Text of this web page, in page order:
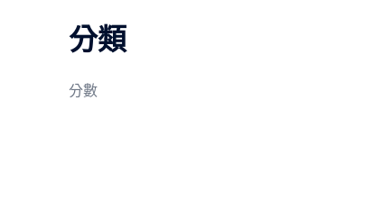
分類
分數